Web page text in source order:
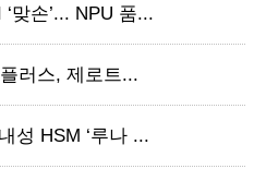
맞손’... NPU 품...
러스, 제로트...
성 HSM ‘루나 ...